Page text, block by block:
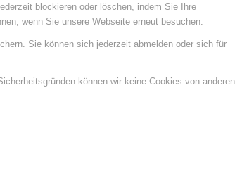
blockieren oder löschen, indem Sie Ihre
wenn Sie unsere Webseite erneut besuchen.
Sie können sich jederzeit abmelden oder sich für
können wir keine Cookies von anderen